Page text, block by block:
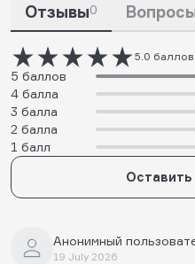
Отзывы0
5.0
5 баллов
4 балла
3 балла
2 балла
1 балл
Оставить
Анонимный
19 July 2026